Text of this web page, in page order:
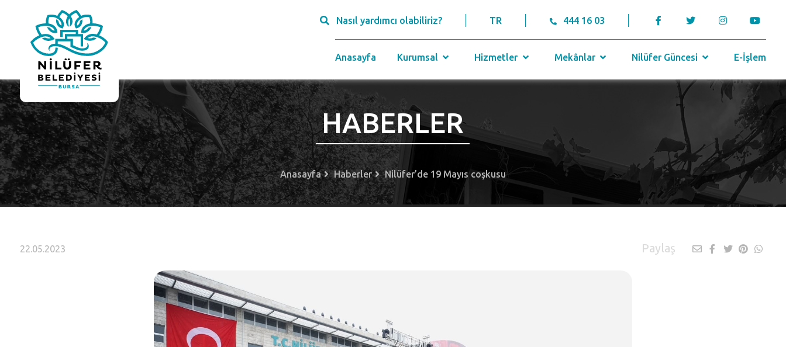
Nasıl yardımcı olabiliriz? TR 444 16 03
Anasayfa Kurumsal Hizmetler Mekânlar Nilüfer Güncesi E-İşlem
HABERLER
Anasayfa Haberler Nilüfer’de 19 Mayıs coşkusu
22.05.2023 Paylaş